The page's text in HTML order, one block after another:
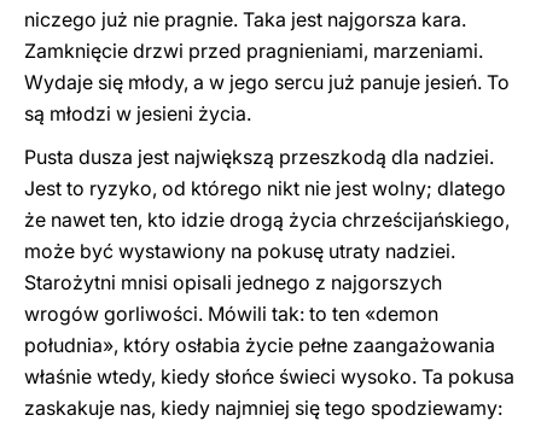
niczego już nie pragnie. Taka jest najgorsza kara.
Zamknięcie drzwi przed pragnieniami, marzeniami.
Wydaje się młody, a w jego sercu już panuje jesień. To
są młodzi w jesieni życia.
Pusta dusza jest największą przeszkodą dla nadziei.
Jest to ryzyko, od którego nikt nie jest wolny; dlatego
że nawet ten, kto idzie drogą życia chrześcijańskiego,
może być wystawiony na pokusę utraty nadziei.
Starożytni mnisi opisali jednego z najgorszych
wrogów gorliwości. Mówili tak: to ten «demon
południa», który osłabia życie pełne zaangażowania
właśnie wtedy, kiedy słońce świeci wysoko. Ta pokusa
zaskakuje nas, kiedy najmniej się tego spodziewamy: